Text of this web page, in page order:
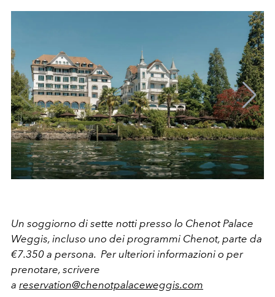
Un soggiorno di sette notti presso lo Chenot Palace
Weggis, incluso uno dei programmi Chenot, parte da
€7.350 a persona. Per ulteriori informazioni o per
prenotare, scrivere
a reservation@chenotpalaceweggis.com